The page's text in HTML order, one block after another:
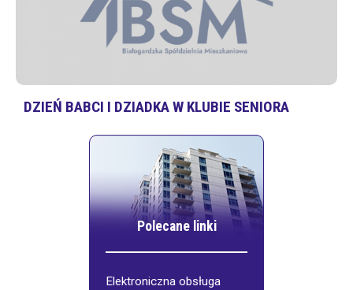
DZIEŃ BABCI I DZIADKA W KLUBIE SENIORA
Polecane linki
Elektroniczna obsługa